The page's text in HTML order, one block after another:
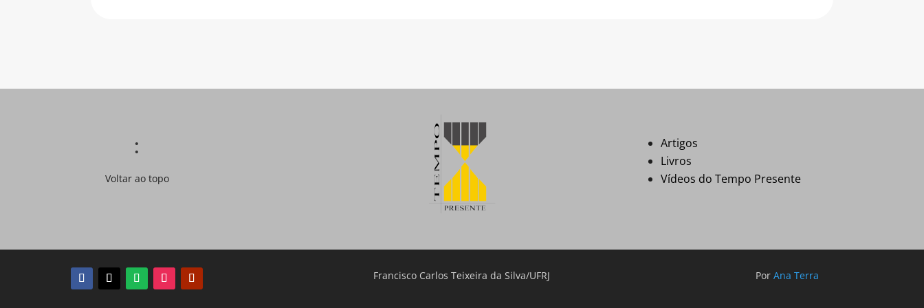
:
Voltar ao topo
Artigos
Livros
Vídeos do Tempo Presente
Francisco Carlos Teixeira da Silva/UFRJ Por Ana Terra